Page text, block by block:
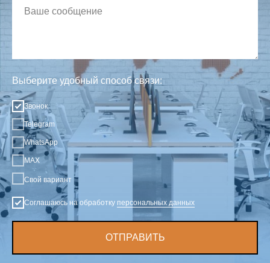
Выберите удобный способ связи:
Звонок
Telegram
WhatsApp
MAX
Свой вариант
Соглашаюсь на обработку персональных данных
ОТПРАВИТЬ